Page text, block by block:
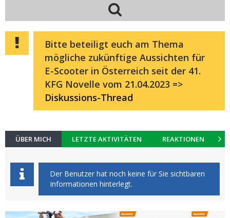
Bitte beteiligt euch am Thema
mögliche zukünftige Aussichten für
E-Scooter in Österreich seit der 41.
KFG Novelle vom 21.04.2023 =>
Diskussions-Thread
ÜBER MICH LETZTE AKTIVITÄTEN REAKTIONEN
Der Benutzer hat noch keine für Sie sichtbaren
Informationen hinterlegt.